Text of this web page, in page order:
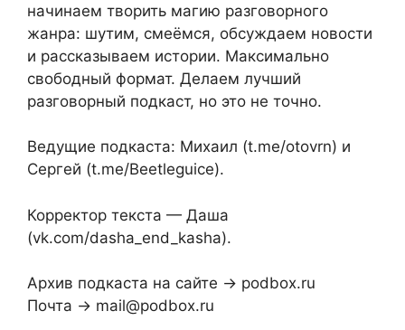
начинаем творить магию разговорного
жанра: шутим, смеёмся, обсуждаем новости
и рассказываем истории. Максимально
свободный формат. Делаем лучший
разговорный подкаст, но это не точно.
Ведущие подкаста: Михаил (t.me/otovrn) и
Сергей (t.me/Beetleguice).
Корректор текста — Даша
(vk.com/dasha_end_kasha).
Архив подкаста на сайте → podbox.ru
Почта → mail@podbox.ru